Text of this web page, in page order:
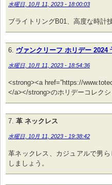
水曜日, 10月 11, 2023 - 18:00:03
ブライトリングB01、高度な時計
ヴァンクリーフ ホリデー 2024
水曜日, 10月 11, 2023 - 18:54:36
<strong><a href=”https://
</a></strong>のホリデーコレク
革 ネックレス
水曜日, 10月 11, 2023 - 19:38:42
革ネックレス、カジュアルで男
しましょう。